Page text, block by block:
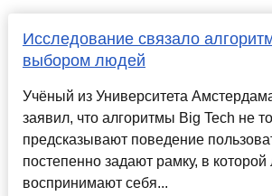
Исследование связало
выбором людей
Учёный из Университета
заявил, что алгоритмы Big Tech не
предсказывают поведение
постепенно задают рамку, в
воспринимают себя...